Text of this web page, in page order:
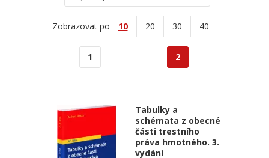
Zobrazovat po 10 20 30 40
1 2
Tabulky a
schémata z obecné
části trestního
práva hmotného. 3.
vydání